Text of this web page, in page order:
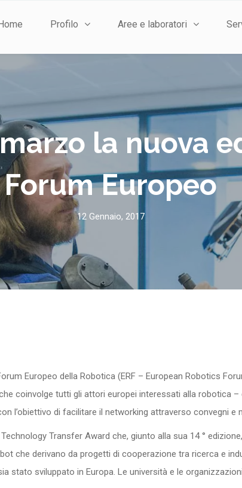
Profilo Aree e laboratori
la nuova
Forum Europeo
12 Gennaio, 2017
Europeo della Robotica (ERF – European Robotics
coinvolge tutti gli attori europei interessati alla robotica –
l’obiettivo di facilitare il networking attraverso convegni e
Transfer Award che, giunto alla sua 14 °
che derivano da progetti di cooperazione tra ricerca e
stato sviluppato in Europa. Le università e le